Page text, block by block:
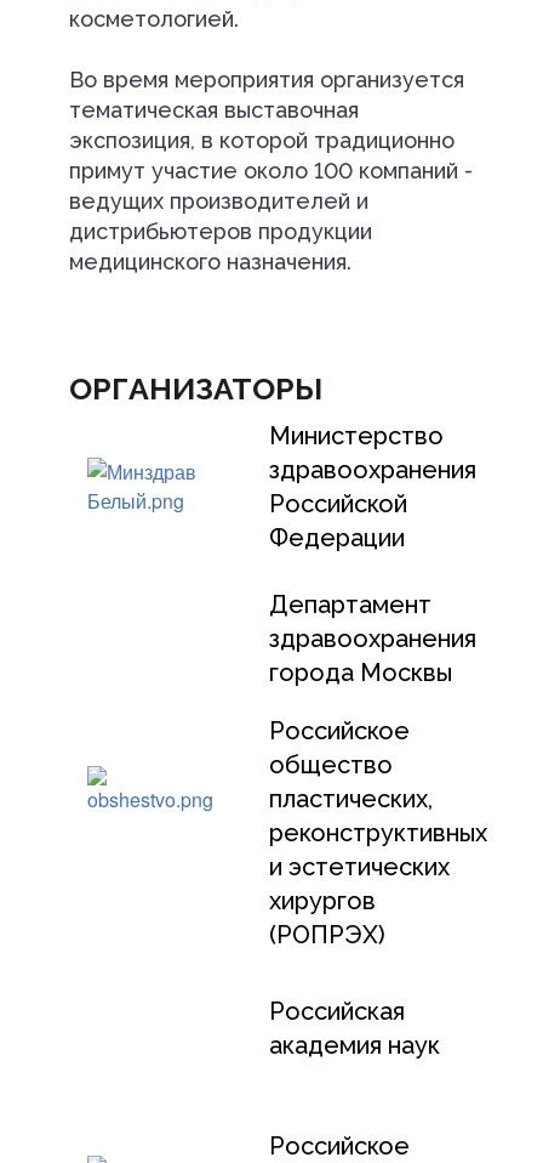
косметологией.
Во время мероприятия организуется
тематическая выставочная
экспозиция, в которой традиционно
примут участие около 100 компаний -
ведущих производителей и
дистрибьютеров продукции
медицинского назначения.
ОРГАНИЗАТОРЫ
Министерство
здравоохранения
Российской
Федерации
Департамент
здравоохранения
города Москвы
Российское
общество
пластических,
реконструктивных
и эстетических
хирургов
(РОПРЭХ)
Российская
академия наук
Российское